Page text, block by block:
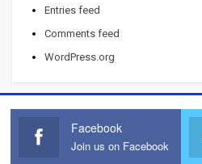
Entries feed
Comments feed
WordPress.org
Facebook
Join us on Facebook